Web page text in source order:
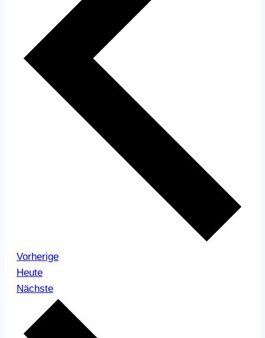
VorherigeVeranstaltungen
Heute
NächsteVeranstaltungen